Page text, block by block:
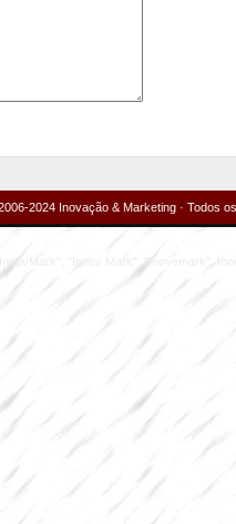
2024 Inovação & Marketing · Todos
"Innov Mark", "Inovemark",